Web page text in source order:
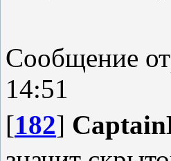
Сообщение
14:51
[182]